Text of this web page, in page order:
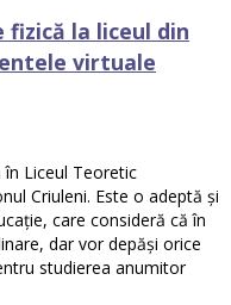
fizică la liceul din
virtuale
Liceul Teoretic
Criuleni. Este o adeptă și
care consideră că în
dar vor depăși orice
studierea anumitor